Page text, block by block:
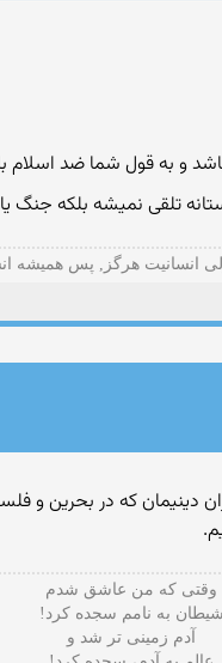
و به قول شما ضد
تلقی نمیشه بلکه جنگ
انسانیت هرگز, پس همیشه
دینیمان که در
وقتی که من عاشق شدم
شیطان به نامم سجده کرد!
آدم زمینی تر شد و